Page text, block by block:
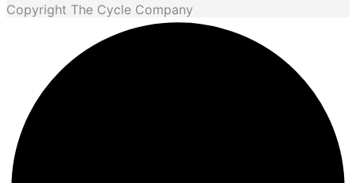
Copyright The Cycle Company